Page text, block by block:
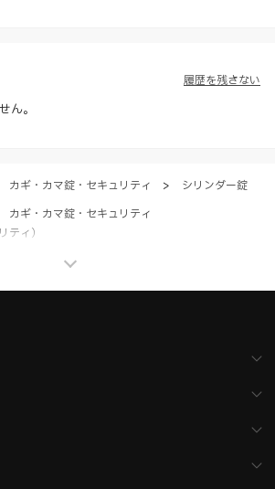
は販売促進目的の利用に限ります。
のご利用にあたっては、WEBサイト利用規
ー、製品情報ガイドをご確認いただき、内容の
ん。
履歴を残さない
カギ・カマ錠・セキュリティ >
シリンダー錠
カギ・カマ錠・セキュリティ
ティ）
リーズ一覧 ／ 製品ピックアップ